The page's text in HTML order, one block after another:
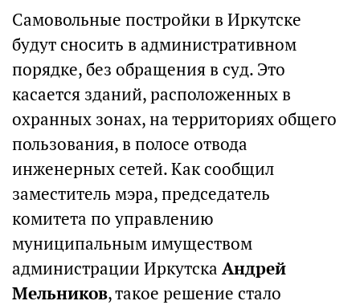
Самовольные постройки в Иркутске
будут сносить в административном
порядке, без обращения в суд. Это
касается зданий, расположенных в
охранных зонах, на территориях общего
пользования, в полосе отвода
инженерных сетей. Как сообщил
заместитель мэра, председатель
комитета по управлению
муниципальным имуществом
администрации Иркутска Андрей
Мельников, такое решение стало